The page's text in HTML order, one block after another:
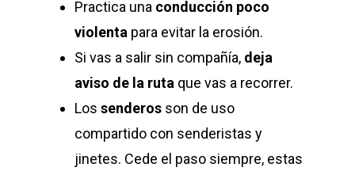
Practica una conducción poco
violenta para evitar la erosión.
Si vas a salir sin compañía, deja
aviso de la ruta que vas a recorrer.
Los senderos son de uso
compartido con senderistas y
jinetes. Cede el paso siempre, estas